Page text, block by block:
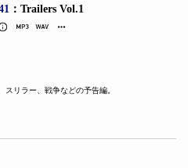
：Trailers Vol.1
スリラー、戦争などの予告編。